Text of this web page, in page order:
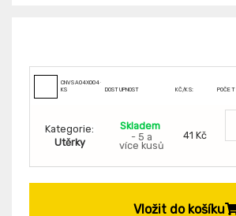
CNVSA04X004-
KS
DOSTUPNOST KČ/KS: POČET
Kategorie:
Utěrky
Skladem
- 5 a
více kusů
41 Kč
Vložit do košíku